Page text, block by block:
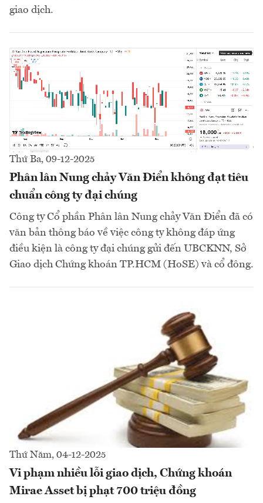
giao dịch.
Thứ Ba, 09-12-2025
Phân lân Nung chảy Văn Điển không đạt tiêu
chuẩn công ty đại chúng
Công ty Cổ phần Phân lân Nung chảy Văn Điển đã có
văn bản thông báo về việc công ty không đáp ứng
điều kiện là công ty đại chúng gửi đến UBCKNN, Sở
Giao dịch Chứng khoán TP.HCM (HoSE) và cổ đông.
Thứ Năm, 04-12-2025
Vi phạm nhiều lỗi giao dịch, Chứng khoán
Mirae Asset bị phạt 700 triệu đồng